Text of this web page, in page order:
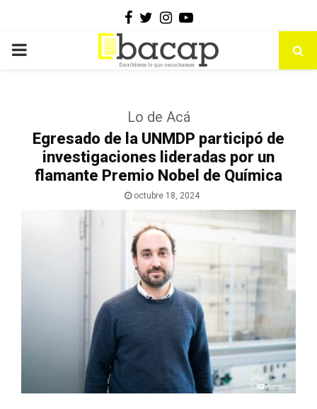
Facebook
Twitter
Instagram
Youtube
PRIMARY
Lo de Acá
Egresado de la UNMDP participó de
investigaciones lideradas por un
flamante Premio Nobel de Química
octubre 18, 2024